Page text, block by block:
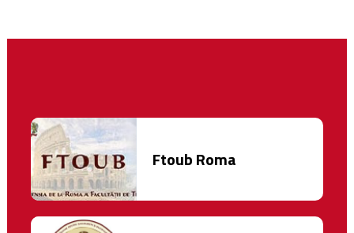
Ftoub Roma